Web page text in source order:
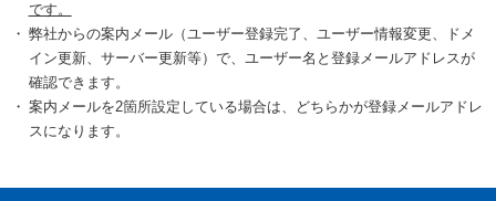
です。
弊社からの案内メール（ユーザー登録完了、ユーザー情報変更、ドメ
イン更新、サーバー更新等）で、ユーザー名と登録メールアドレスが
確認できます。
案内メールを2箇所設定している場合は、どちらかが登録メールアドレ
スになります。